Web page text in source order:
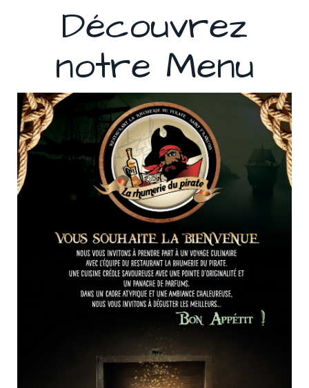
Découvrez
notre Menu